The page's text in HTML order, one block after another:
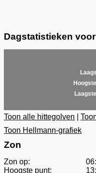
Dagstatistieken
Toon alle hittegolven
Toon Hellmann-grafiek
Zon
Zon op:
Hoogste punt: